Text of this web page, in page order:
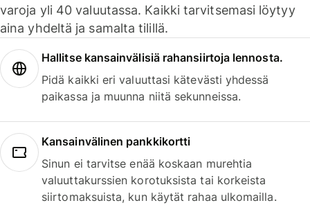
varoja yli 40 valuutassa. Kaikki tarvitsemasi löytyy
aina yhdeltä ja samalta tilillä.
Hallitse kansainvälisiä rahansiirtoja lennosta.
Pidä kaikki eri valuuttasi kätevästi yhdessä
paikassa ja muunna niitä sekunneissa.
Kansainvälinen pankkikortti
Sinun ei tarvitse enää koskaan murehtia
valuuttakurssien korotuksista tai korkeista
siirtomaksuista, kun käytät rahaa ulkomailla.